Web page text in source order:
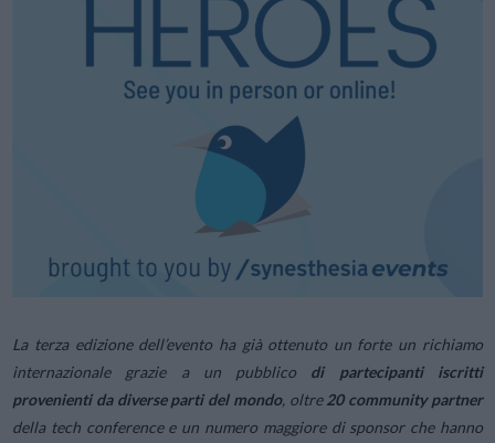
La terza edizione dell’evento ha già ottenuto un forte un richiamo
internazionale grazie a un pubblico di partecipanti iscritti
provenienti da diverse parti del mondo, oltre20 community partner
della tech conference e un numero maggiore di sponsor che hanno